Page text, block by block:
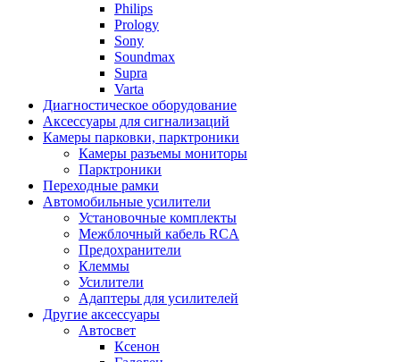
Philips
Prology
Sony
Soundmax
Supra
Varta
Диагностическое оборудование
Аксессуары для сигнализаций
Камеры парковки, парктроники
Камеры разъемы мониторы
Парктроники
Переходные рамки
Автомобильные усилители
Установочные комплекты
Межблочный кабель RCA
Предохранители
Клеммы
Усилители
Адаптеры для усилителей
Другие аксессуары
Автосвет
Ксенон